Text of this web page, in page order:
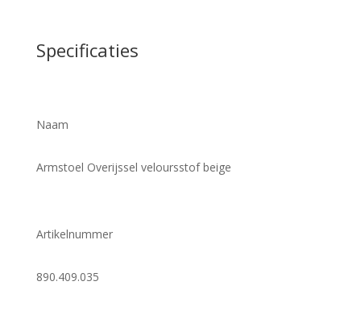
Specificaties
Naam
Armstoel Overijssel veloursstof beige
Artikelnummer
890.409.035